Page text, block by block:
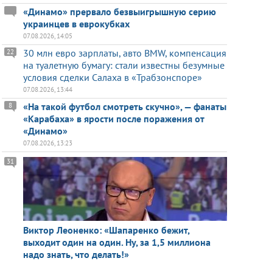
«Динамо» прервало безвыигрышную серию
украинцев в еврокубках
07.08.2026, 14:05
30 млн евро зарплаты, авто BMW, компенсация
на туалетную бумагу: стали известны безумные
условия сделки Салаха в «Трабзонспоре»
22
07.08.2026, 13:44
«На такой футбол смотреть скучно», — фанаты
«Карабаха» в ярости после поражения от
«Динамо»
8
07.08.2026, 13:23
Виктор Леоненко: «Шапаренко бежит,
выходит один на один. Ну, за 1,5 миллиона
надо знать, что делать!»
31